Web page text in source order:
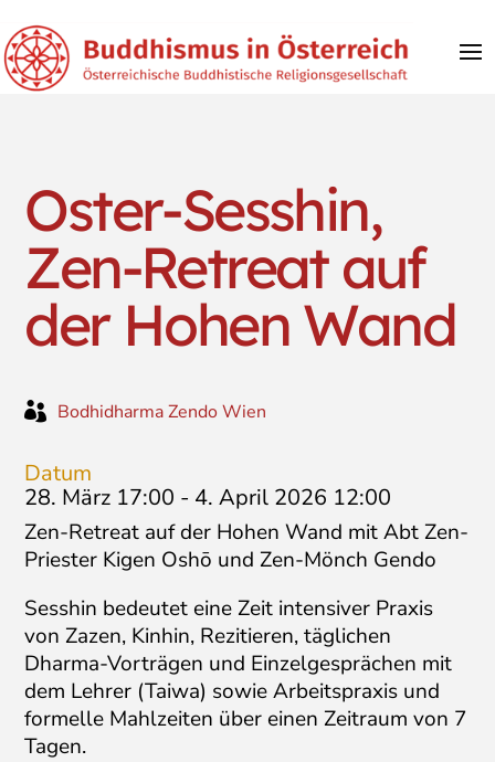
Oster-Sesshin,
Zen-Retreat auf
der Hohen Wand
 Bodhidharma Zendo Wien
Datum
28. März 17:00 - 4. April 2026 12:00
Zen-Retreat auf der Hohen Wand mit Abt Zen-
Priester Kigen Oshō und Zen-Mönch Gendo
Sesshin bedeutet eine Zeit intensiver Praxis
von Zazen, Kinhin, Rezitieren, täglichen
Dharma-Vorträgen und Einzelgesprächen mit
dem Lehrer (Taiwa) sowie Arbeitspraxis und
formelle Mahlzeiten über einen Zeitraum von 7
Tagen.